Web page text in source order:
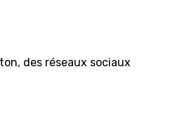
des réseaux sociaux